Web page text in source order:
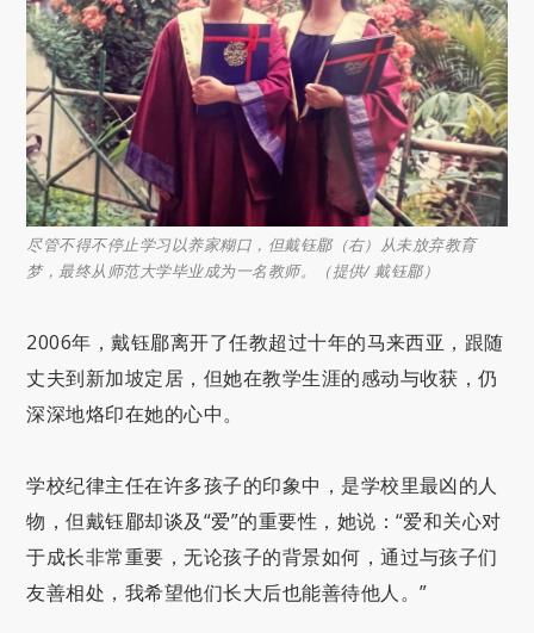
尽管不得不停止学习以养家糊口，但戴钰郿（右）从未放弃教育
梦，最终从师范大学毕业成为一名教师。（提供/ 戴钰郿）
2006年，戴钰郿离开了任教超过十年的马来西亚，跟随
丈夫到新加坡定居，但她在教学生涯的感动与收获，仍
深深地烙印在她的心中。
学校纪律主任在许多孩子的印象中，是学校里最凶的人
物，但戴钰郿却谈及“爱”的重要性，她说：“爱和关心对
于成长非常重要，无论孩子的背景如何，通过与孩子们
友善相处，我希望他们长大后也能善待他人。”